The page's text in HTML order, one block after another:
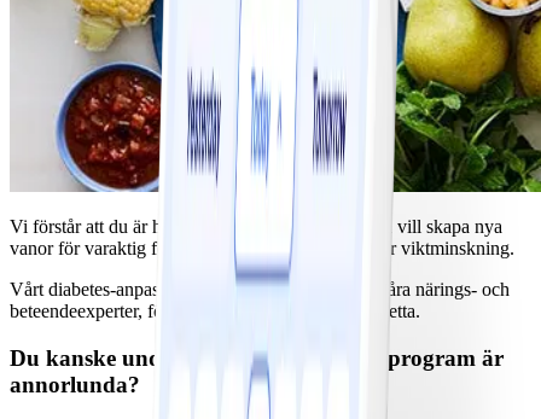
Vi förstår att du är här för att nå dina hälsomål. Du vill skapa nya
vanor för varaktig förändring. Du vill ha en hållbar viktminskning.
Vårt diabetes-anpassade program är utformat av våra närings- och
beteendeexperter, för att hjälpa dig att uppnå allt detta.
Du kanske undrar på vilket sätt detta program är
annorlunda?